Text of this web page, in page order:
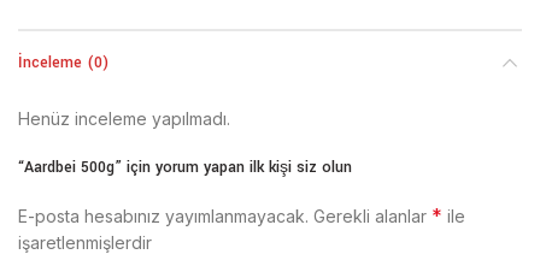
İnceleme (0)
Henüz inceleme yapılmadı.
“Aardbei 500g” için yorum yapan ilk kişi siz olun
E-posta hesabınız yayımlanmayacak. Gerekli alanlar * ile
işaretlenmişlerdir